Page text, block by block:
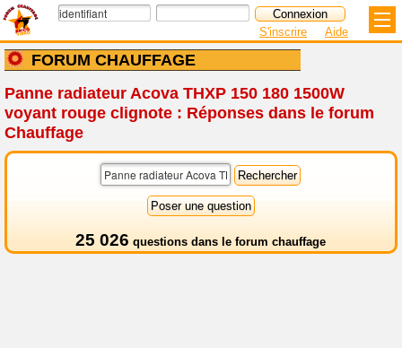
FORUM CHAUFFAGE
S'inscrire Aide
Panne radiateur Acova THXP 150 180 1500W
voyant rouge clignote : Réponses dans le forum
Chauffage
25 026 questions dans le forum chauffage